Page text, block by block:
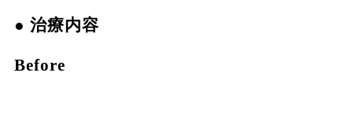
● 治療内容
Before